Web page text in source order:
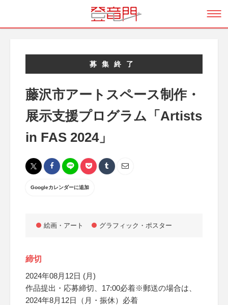
募集終了
藤沢市アートスペース制作・
展示支援プログラム「Artists
in FAS 2024」
Googleカレンダーに追加
絵画・アート グラフィック・ポスター
締切
2024年08月12日 (月)
作品提出・応募締切、17:00必着※郵送の場合は、
2024年8月12日（月・振休）必着